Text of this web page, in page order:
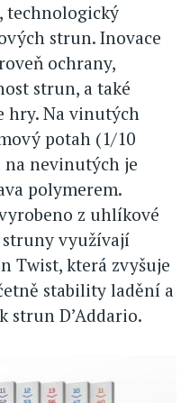
technologický
strun. Inovace
ochrany,
strun, a také
hry. Na vinutých
potah (1/10
nevinutých je
polymerem.
z uhlíkové
struny využívají
Twist, která zvyšuje
stability ladění a
strun D’Addario.